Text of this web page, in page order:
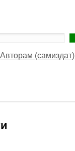
Авторам (самиздат)